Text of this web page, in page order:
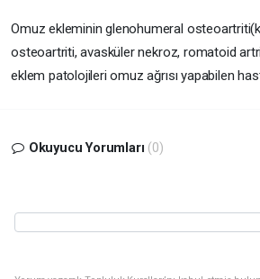
Omuz ekleminin glenohumeral
osteoartriti, avasküler nekroz, romatoid
eklem patolojileri omuz ağrısı yapabilen
Okuyucu Yorumları (0)